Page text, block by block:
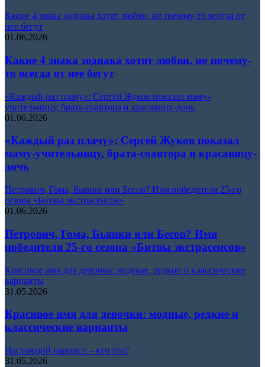
Какие 4 знака зодиака хотят любви, но почему-то всегда от
нее бегут
01.06.2026
Какие 4 знака зодиака хотят любви, но почему-
то всегда от нее бегут
«Каждый раз плачу»: Сергей Жуков показал маму-
учительницу, брата-соавтора и красавицу-дочь
01.06.2026
«Каждый раз плачу»: Сергей Жуков показал
маму-учительницу, брата-соавтора и красавицу-
дочь
Петрович, Гома, Бьянки или Бесов? Имя победителя 25-го
сезона «Битвы экстрасенсов»
01.06.2026
Петрович, Гома, Бьянки или Бесов? Имя
победителя 25-го сезона «Битвы экстрасенсов»
Красивое имя для девочки: модные, редкие и классические
варианты
31.05.2026
Красивое имя для девочки: модные, редкие и
классические варианты
Настоящий нарцисс – кто это?
31.05.2026